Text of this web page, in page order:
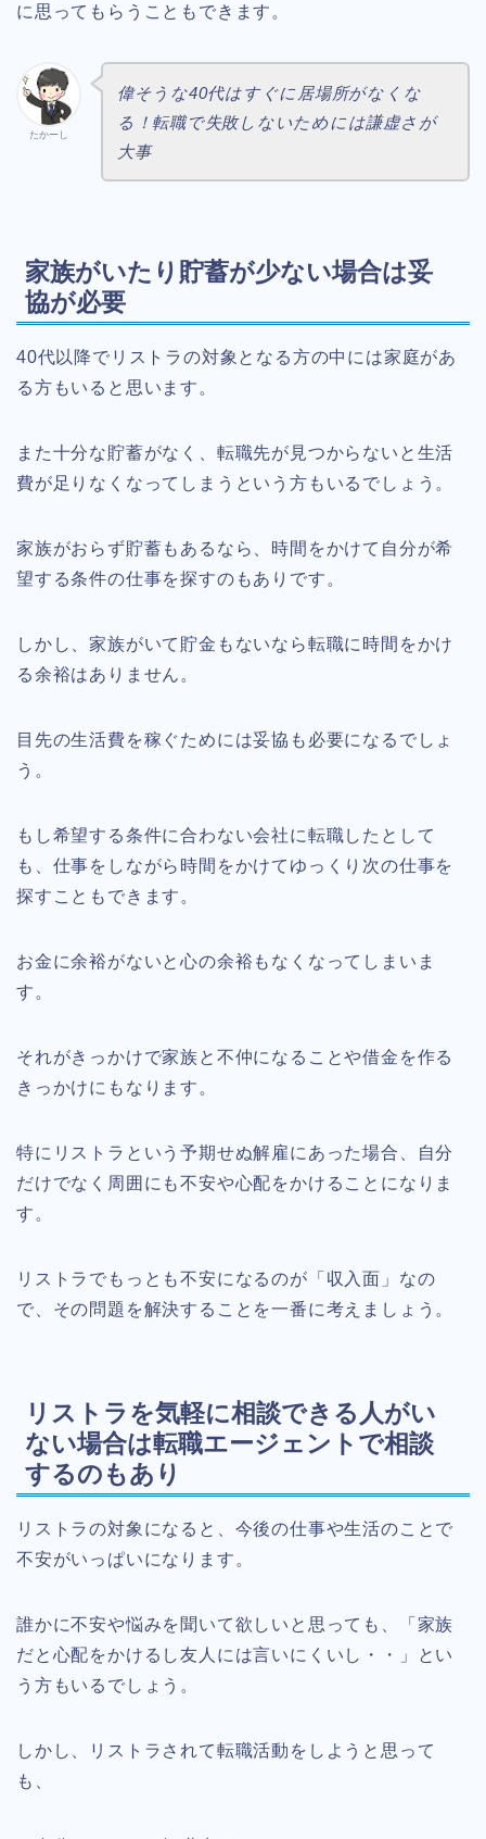
に思ってもらうこともできます。
たかーし
偉そうな40代はすぐに居場所がなくな
る！転職で失敗しないためには謙虚さが
大事
家族がいたり貯蓄が少ない場合は妥
協が必要
40代以降でリストラの対象となる方の中には家庭があ
る方もいると思います。
また十分な貯蓄がなく、転職先が見つからないと生活
費が足りなくなってしまうという方もいるでしょう。
家族がおらず貯蓄もあるなら、時間をかけて自分が希
望する条件の仕事を探すのもありです。
しかし、家族がいて貯金もないなら転職に時間をかけ
る余裕はありません。
目先の生活費を稼ぐためには妥協も必要になるでしょ
う。
もし希望する条件に合わない会社に転職したとして
も、仕事をしながら時間をかけてゆっくり次の仕事を
探すこともできます。
お金に余裕がないと心の余裕もなくなってしまいま
す。
それがきっかけで家族と不仲になることや借金を作る
きっかけにもなります。
特にリストラという予期せぬ解雇にあった場合、自分
だけでなく周囲にも不安や心配をかけることになりま
す。
リストラでもっとも不安になるのが「収入面」なの
で、その問題を解決することを一番に考えましょう。
リストラを気軽に相談できる人がい
ない場合は転職エージェントで相談
するのもあり
リストラの対象になると、今後の仕事や生活のことで
不安がいっぱいになります。
誰かに不安や悩みを聞いて欲しいと思っても、「家族
だと心配をかけるし友人には言いにくいし・・」とい
う方もいるでしょう。
しかし、リストラされて転職活動をしようと思って
も、